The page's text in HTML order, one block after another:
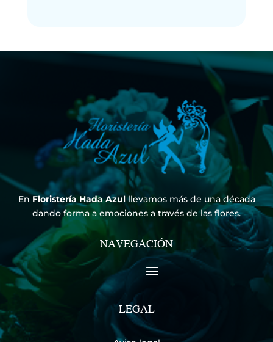
40,00 €.
En Floristería Hada Azulllevamos más de una década
dando forma a emociones a través de las flores.
NAVEGACIÓN
LEGAL